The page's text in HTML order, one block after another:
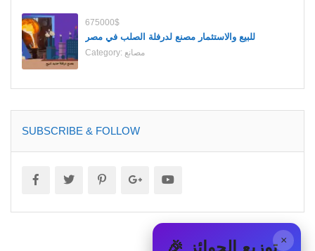
675000$
للبيع والاستثمار مصنع لدرفلة الصلب في مصر
Category: مصانع
SUBSCRIBE & FOLLOW
× 🎉 توزيع الجوائز